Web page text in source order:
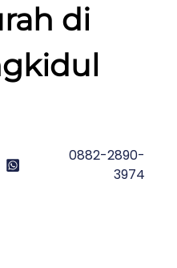
di
0882-2890-
3974